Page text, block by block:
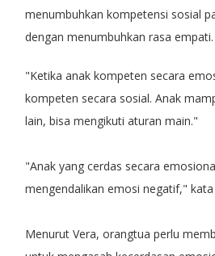
menumbuhkan kompetensi sosial
dengan menumbuhkan rasa empati.
"Ketika anak kompeten secara
kompeten secara sosial. Anak
lain, bisa mengikuti aturan main."
"Anak yang cerdas secara
mengendalikan emosi negatif," kata
Menurut Vera, orangtua perlu